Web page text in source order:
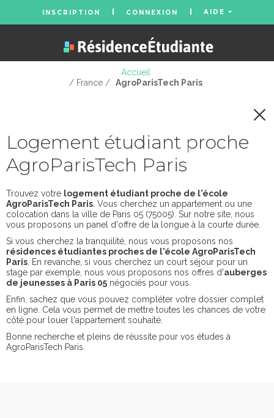
INSCRIPTION CONNEXION AIDE
Accueil
/ France / AgroParisTech Paris
Logement étudiant proche
AgroParisTech Paris
Trouvez votre logement étudiant proche de l'école
AgroParisTech Paris . Vous cherchez un appartement ou une
colocation dans la ville de Paris 05 (75005). Sur notre site, nous
vous proposons un panel d'offre de la longue à la courte durée.
Si vous cherchez la tranquilité, nous vous proposons nos
résidences étudiantes proches de l'école AgroParisTech
Paris . En revanche, si vous cherchez un court séjour pour un
stage par exemple, nous vous proposons nos offres d'auberges
de jeunesses à Paris 05 négociés pour vous.
Enfin, sachez que vous pouvez compléter votre dossier complet
en ligne. Cela vous permet de mettre toutes les chances de votre
côté pour louer l'appartement souhaité.
Bonne recherche et pleins de réussite pour vos études à
AgroParisTech Paris.